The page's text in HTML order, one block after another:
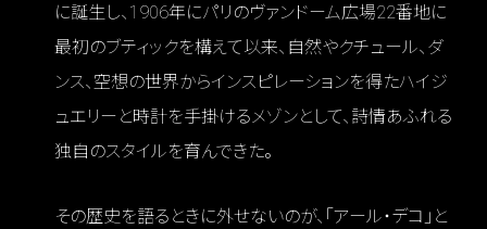
に誕生し、1906年にパリのヴァンドーム広場22番地に
最初のブティックを構えて以来、自然やクチュール、ダ
ンス、空想の世界からインスピレーションを得たハイジ
ュエリーと時計を手掛けるメゾンとして、詩情あふれる
独自のスタイルを育んできた。
その歴史を語るときに外せないのが、「アール・デコ」と